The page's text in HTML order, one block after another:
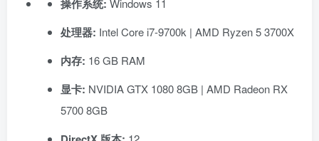
操作系统: Windows 11
处理器: Intel Core i7-9700k | AMD Ryzen 5 3700X
内存: 16 GB RAM
显卡: NVIDIA GTX 1080 8GB | AMD Radeon RX
5700 8GB